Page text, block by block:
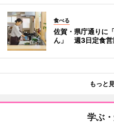
食べる
佐賀・県庁通りに
ん」 週3日定食営
もっと
学ぶ